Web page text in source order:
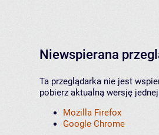
Niewspierana
Ta przeglądarka nie jest
pobierz aktualną wersję
Mozilla Firefox
Google Chrome